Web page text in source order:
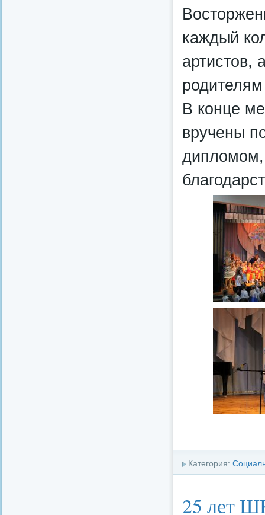
каждый
артистов,
родителям
В конце
вручены
дипломом,
Категория:
25 лет